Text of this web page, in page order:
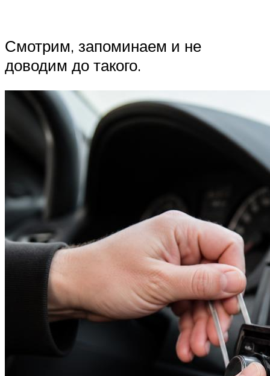
Смотрим, запоминаем и не
доводим до такого.